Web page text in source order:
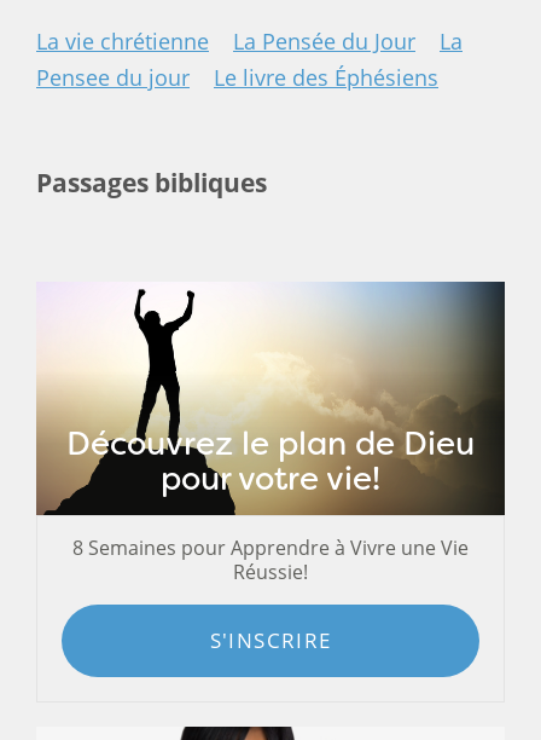
La vie chrétienne La Pensée du Jour
La
Pensee du jour
Le livre des Éphésiens
Passages bibliques
Découvrez le plan de Dieu
pour votre vie!
8 Semaines pour Apprendre à Vivre une Vie
Réussie!
S'INSCRIRE